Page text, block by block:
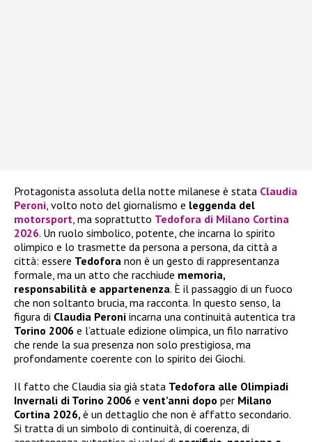
Protagonista assoluta della notte milanese è stata Claudia
Peroni , volto noto del giornalismo e leggenda del
motorsport , ma soprattutto Tedofora di Milano Cortina
2026. Un ruolo simbolico, potente, che incarna lo spirito
olimpico e lo trasmette da persona a persona, da città a
città: essere Tedofora non è un gesto di rappresentanza
formale, ma un atto che racchiude memoria,
responsabilità e appartenenza. È il passaggio di un fuoco
che non soltanto brucia, ma racconta. In questo senso, la
figura di Claudia Peroni incarna una continuità autentica tra
Torino 2006 e l’attuale edizione olimpica, un filo narrativo
che rende la sua presenza non solo prestigiosa, ma
profondamente coerente con lo spirito dei Giochi.
Il fatto che Claudia sia già stata Tedofora alle Olimpiadi
Invernali di Torino 2006 e vent’anni dopo per Milano
Cortina 2026, è un dettaglio che non è affatto secondario.
Si tratta di un simbolo di continuità, di coerenza, di